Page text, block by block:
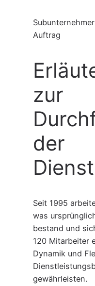
Auftrag
zur
der
Seit 1995
was
bestand und
120 Mitarbeiter
Dynamik und
gewährleisten.